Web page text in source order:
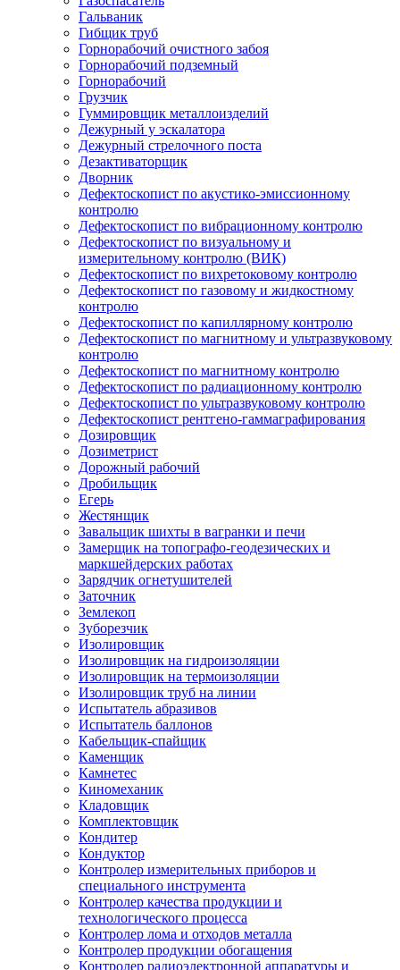
Гальваник
Гибщик труб
Горнорабочий очистного забоя
Горнорабочий подземный
Горнорабочий
Грузчик
Гуммировщик металлоизделий
Дежурный у эскалатора
Дежурный стрелочного поста
Дезактиваторщик
Дворник
Дефектоскопист по акустико-эмиссионному
контролю
Дефектоскопист по вибрационному контролю
Дефектоскопист по визуальному и
измерительному контролю (ВИК)
Дефектоскопист по вихретоковому контролю
Дефектоскопист по газовому и жидкостному
контролю
Дефектоскопист по капиллярному контролю
Дефектоскопист по магнитному и ультразвуковому
контролю
Дефектоскопист по магнитному контролю
Дефектоскопист по радиационному контролю
Дефектоскопист по ультразвуковому контролю
Дефектоскопист рентгено-гаммаграфирования
Дозировщик
Дозиметрист
Дорожный рабочий
Дробильщик
Егерь
Жестянщик
Завальщик шихты в вагранки и печи
Замерщик на топографо-геодезических и
маркшейдерских работах
Зарядчик огнетушителей
Заточник
Землекоп
Зуборезчик
Изолировщик
Изолировщик на гидроизоляции
Изолировщик на термоизоляции
Изолировщик труб на линии
Испытатель абразивов
Испытатель баллонов
Кабельщик-спайщик
Каменщик
Камнетес
Киномеханик
Кладовщик
Комплектовщик
Кондитер
Кондуктор
Контролер измерительных приборов и
специального инструмента
Контролер качества продукции и
технологического процесса
Контролер лома и отходов металла
Контролер продукции обогащения
Контролер радиоэлектронной аппаратуры и